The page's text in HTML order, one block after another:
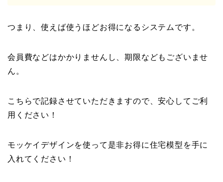
つまり、使えば使うほどお得になるシステムです。
会員費などはかかりませんし、期限などもございませ
ん。
こちらで記録させていただきますので、安心してご利
用ください！
モッケイデザインを使って是非お得に住宅模型を手に
入れてください！